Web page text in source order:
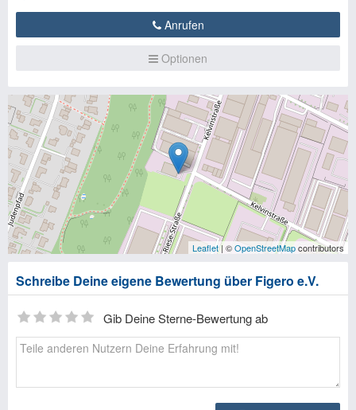
Anrufen
Optionen
Leaflet| ©OpenStreetMapcontributors
Schreibe Deine eigene Bewertung über Figero e.V.
Gib Deine Sterne-Bewertung ab